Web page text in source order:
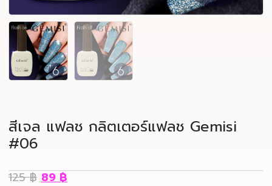
สีเจล แฟลช กลิตเตอร์แฟลช Gemisi
#06
125฿ 89 ฿